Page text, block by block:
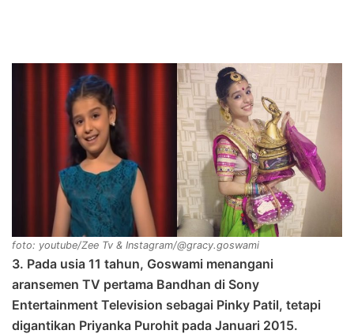
foto: youtube/Zee Tv & Instagram/@gracy.goswami
3. Pada usia 11 tahun, Goswami menangani
aransemen TV pertama Bandhan di Sony
Entertainment Television sebagai Pinky Patil, tetapi
digantikan Priyanka Purohit pada Januari 2015.